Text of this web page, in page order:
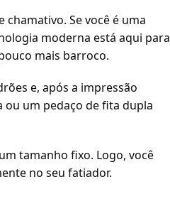
Se você é uma
moderna está aqui para
mais barroco.
e, após a impressão
ou um pedaço de fita dupla
tamanho fixo. Logo, você
no seu fatiador.